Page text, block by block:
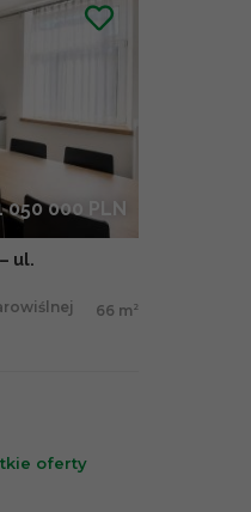
050 000 PLN
ul.
66 m 2
oferty